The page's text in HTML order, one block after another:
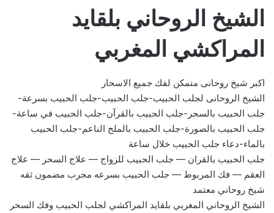
الشيخ الروحاني بلقايد
المراكشي المغربي
اكبر شيخ روحانى متمكن لفك جميع الاسحار
الشيخ الروحانى لجلب الحبيب-جلب الحبيب-جلب الحبيب بسرعة-
جلب الحبيب بالسحر-جلب الحبيب بالقرآن-جلب الحبيب في ساعة-
جلب الحبيب بالصورة-جلب الحبيب بالملح الناعم-جلب الحبيب
بالماء-دعاء جلب الحبيب خلال ساعة
جلب الحبيب بالقران — جلب الحبيب للزواج — علاج السحر — علاج
العقم — فك المربوط — جلب الحبيب بسرعه مجرب مضمون ثقه
شيخ روحاني معتمد
الشيخ الروحاني المغربي بلقايد المراكشي لجلب الحبيب وفك السحر